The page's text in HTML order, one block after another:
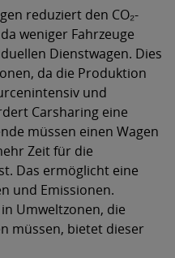
reduziert den CO₂-
weniger Fahrzeuge
Dienstwagen. Dies
da die Produktion
und
Carsharing eine
müssen einen Wagen
Zeit für die
Das ermöglicht eine
und Emissionen.
Umweltzonen, die
müssen, bietet dieser